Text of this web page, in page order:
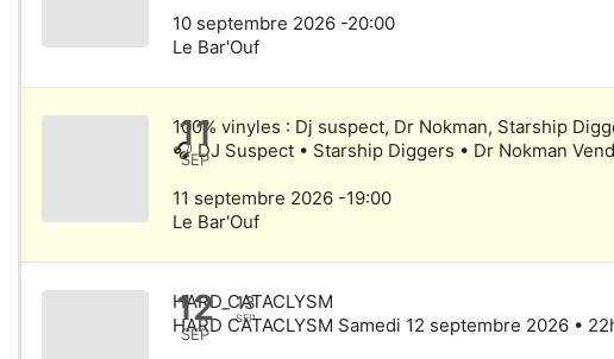
10 septembre 2026 -20:00
Le Bar'Ouf
11
SEP
100% vinyles : Dj suspect, Dr Nokman, Starship
🎧 DJ Suspect • Starship Diggers • Dr Nokman
11 septembre 2026 -19:00
Le Bar'Ouf
12
SEP
- 13
SEP
HARD CATACLYSM
HARD CATACLYSM Samedi 12 septembre 2026 •